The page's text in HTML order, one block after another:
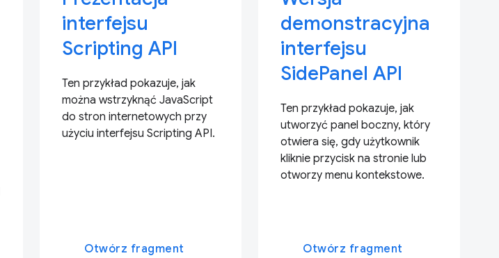
interfejsu
Scripting API
Ten przykład pokazuje, jak
można wstrzyknąć JavaScript
do stron internetowych przy
użyciu interfejsu Scripting API.
Otwórz fragment
demonstracyjna
interfejsu
SidePanel API
Ten przykład pokazuje, jak
utworzyć panel boczny, który
otwiera się, gdy użytkownik
kliknie przycisk na stronie lub
otworzy menu kontekstowe.
Otwórz fragment